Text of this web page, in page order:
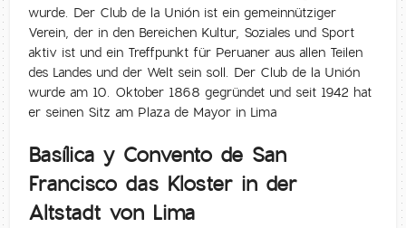
wurde. Der Club de la Unión ist ein gemeinnütziger
Verein, der in den Bereichen Kultur, Soziales und Sport
aktiv ist und ein Treffpunkt für Peruaner aus allen Teilen
des Landes und der Welt sein soll. Der Club de la Unión
wurde am 10. Oktober 1868 gegründet und seit 1942 hat
er seinen Sitz am Plaza de Mayor in Lima
Basílica y Convento de San
Francisco das Kloster in der
Altstadt von Lima